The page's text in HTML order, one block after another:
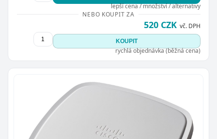
lepší cena / množství / alternativy
NEBO KOUPIT ZA
520 CZK vč. DPH
KOUPIT
rychlá objednávka (běžná cena)